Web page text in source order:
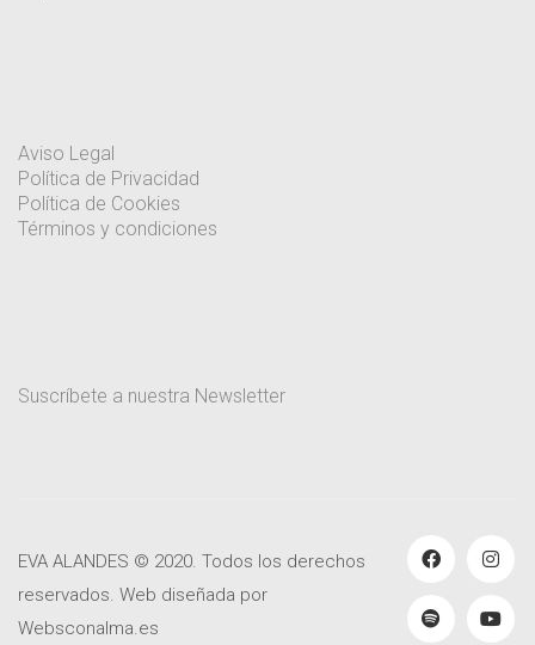
Aviso Legal
Política de Privacidad
Política de Cookies
Términos y condiciones
Suscríbete a nuestra Newsletter
EVA ALANDES © 2020. Todos los derechos
reservados. Web diseñada por
Websconalma.es